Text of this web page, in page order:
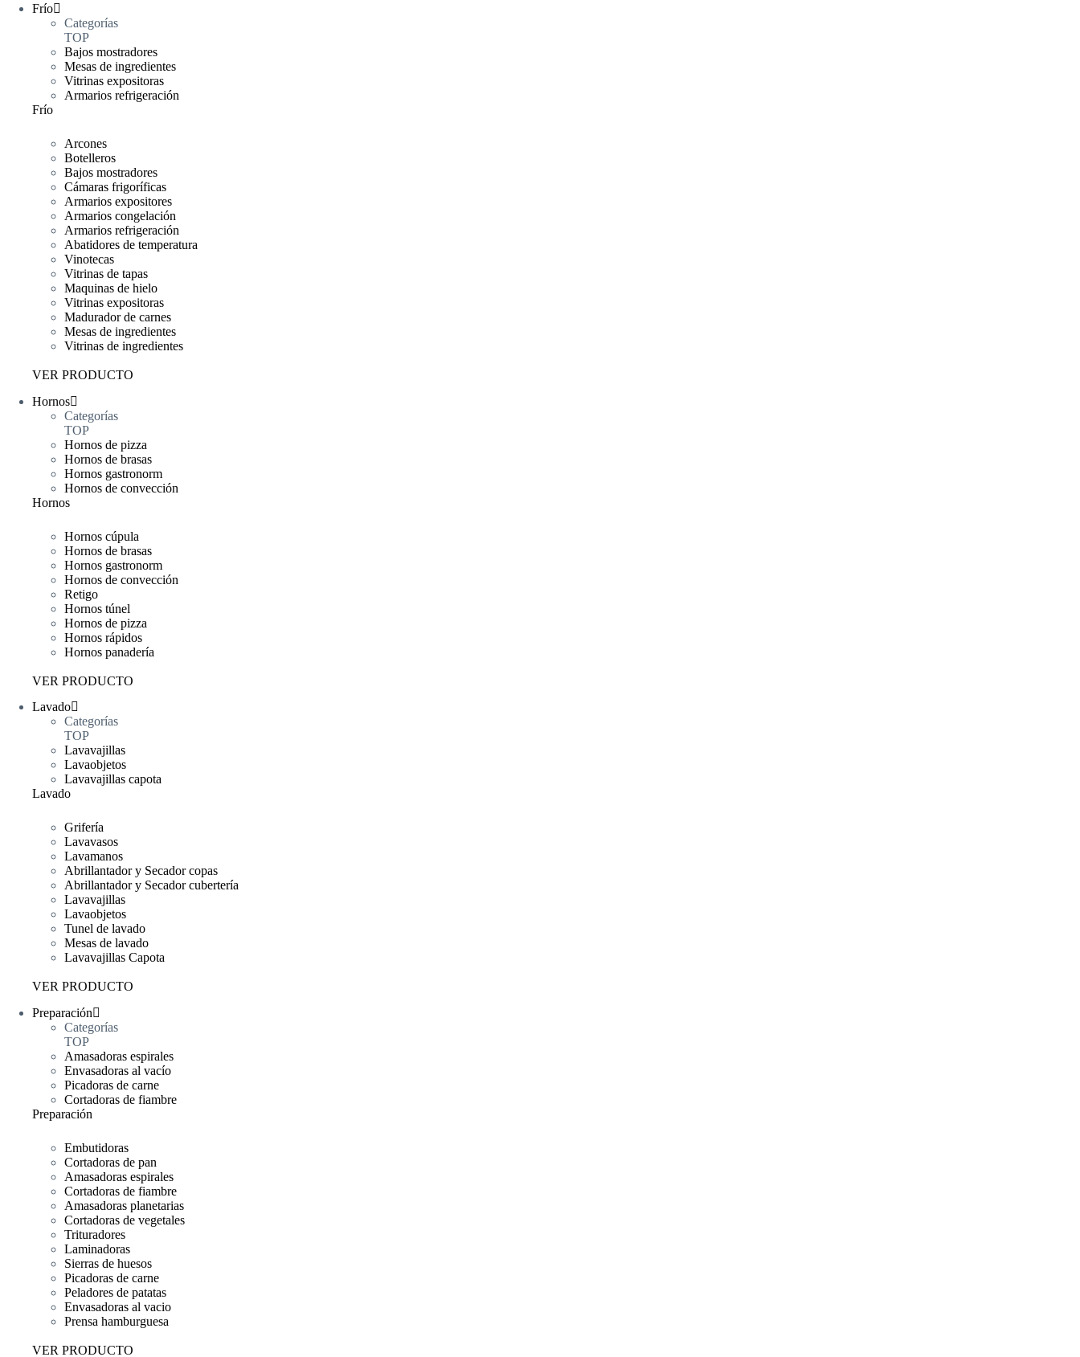
Frío
Categorías
TOP
Bajos mostradores
Mesas de ingredientes
Vitrinas expositoras
Armarios refrigeración
Frío
Arcones
Botelleros
Bajos mostradores
Cámaras frigoríficas
Armarios expositores
Armarios congelación
Armarios refrigeración
Abatidores de temperatura
Vinotecas
Vitrinas de tapas
Maquinas de hielo
Vitrinas expositoras
Madurador de carnes
Mesas de ingredientes
Vitrinas de ingredientes
VER PRODUCTO
Hornos
Categorías
TOP
Hornos de pizza
Hornos de brasas
Hornos gastronorm
Hornos de convección
Hornos
Hornos cúpula
Hornos de brasas
Hornos gastronorm
Hornos de convección
Retigo
Hornos túnel
Hornos de pizza
Hornos rápidos
Hornos panadería
VER PRODUCTO
Lavado
Categorías
TOP
Lavavajillas
Lavaobjetos
Lavavajillas capota
Lavado
Grifería
Lavavasos
Lavamanos
Abrillantador y Secador copas
Abrillantador y Secador cubertería
Lavavajillas
Lavaobjetos
Tunel de lavado
Mesas de lavado
Lavavajillas Capota
VER PRODUCTO
Preparación
Categorías
TOP
Amasadoras espirales
Envasadoras al vacío
Picadoras de carne
Cortadoras de fiambre
Preparación
Embutidoras
Cortadoras de pan
Amasadoras espirales
Cortadoras de fiambre
Amasadoras planetarias
Cortadoras de vegetales
Trituradores
Laminadoras
Sierras de huesos
Picadoras de carne
Peladores de patatas
Envasadoras al vacio
Prensa hamburguesa
VER PRODUCTO